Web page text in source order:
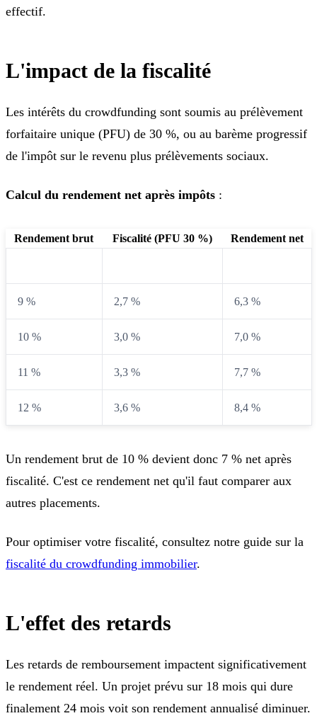
effectif.
L'impact de la fiscalité
Les intérêts du crowdfunding sont soumis au prélèvement
forfaitaire unique (PFU) de 30 %, ou au barème progressif
de l'impôt sur le revenu plus prélèvements sociaux.
Calcul du rendement net après impôts :
Rendement brut Fiscalité (PFU 30 %) Rendement net
9 % 2,7 % 6,3 %
10 % 3,0 % 7,0 %
11 % 3,3 % 7,7 %
12 % 3,6 % 8,4 %
Un rendement brut de 10 % devient donc 7 % net après
fiscalité. C'est ce rendement net qu'il faut comparer aux
autres placements.
Pour optimiser votre fiscalité, consultez notre guide sur la
fiscalité du crowdfunding immobilier.
L'effet des retards
Les retards de remboursement impactent significativement
le rendement réel. Un projet prévu sur 18 mois qui dure
finalement 24 mois voit son rendement annualisé diminuer.